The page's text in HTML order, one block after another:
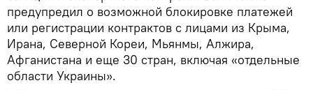
предупредил о возможной блокировке платежей
или регистрации контрактов с лицами из Крыма,
Ирана, Северной Кореи, Мьянмы, Алжира,
Афганистана и еще 30 стран, включая «отдельные
области Украины».